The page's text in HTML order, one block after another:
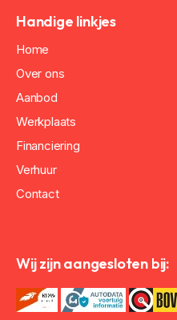
Handige linkjes
Home
Over ons
Aanbod
Werkplaats
Financiering
Verhuur
Contact
Wij zijn aangesloten bij: